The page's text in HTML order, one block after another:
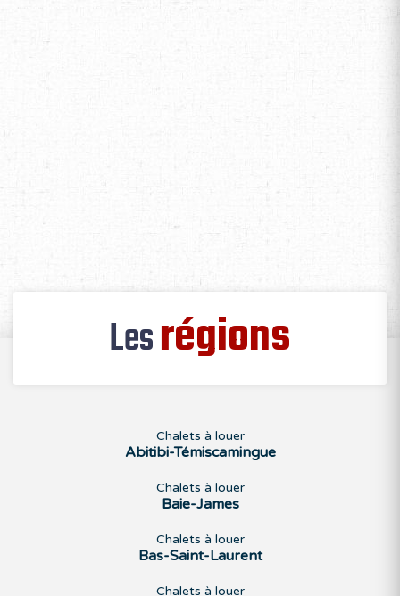
Lesrégions
Chalets à louer
Abitibi-Témiscamingue
Chalets à louer
Baie-James
Chalets à louer
Bas-Saint-Laurent
Chalets à louer